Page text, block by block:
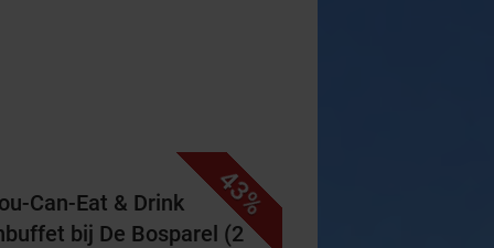
43%
Can-Eat & Drink
bij De Bosparel (2